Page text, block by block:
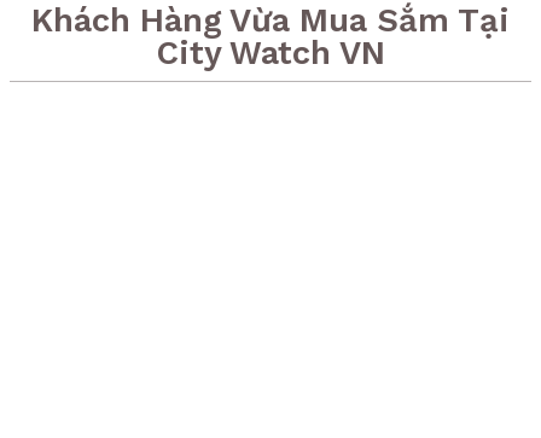
Khách Hàng Vừa Mua Sắm Tại
City Watch VN